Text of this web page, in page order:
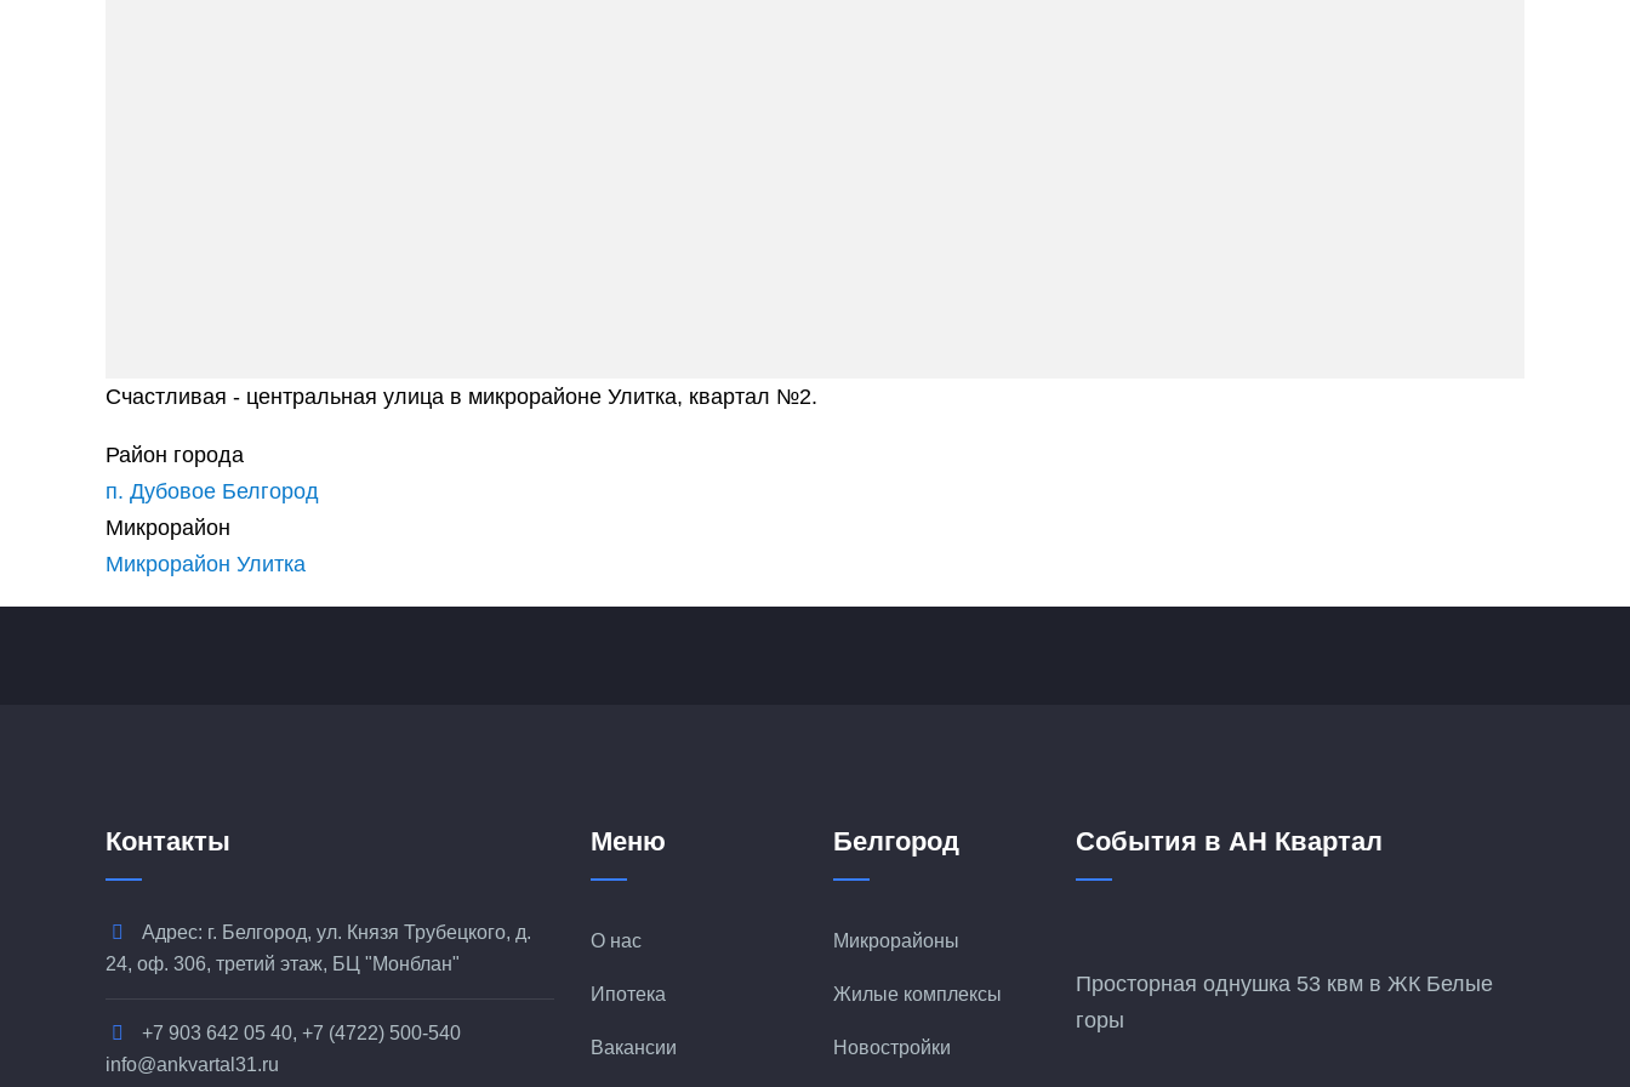
Счастливая - центральная улица в микрорайоне Улитка, квартал №2.
Район города
п. Дубовое Белгород
Микрорайон
Микрорайон Улитка
Контакты
Адрес: г. Белгород, ул. Князя Трубецкого, д.
24, оф. 306, третий этаж, БЦ "Монблан"
+7 903 642 05 40, +7 (4722) 500-540
info@ankvartal31.ru
Меню
О нас
Ипотека
Вакансии
Белгород
Микрорайоны
Жилые комплексы
Новостройки
События в АН Квартал
Просторная однушка 53 квм в ЖК Белые
горы